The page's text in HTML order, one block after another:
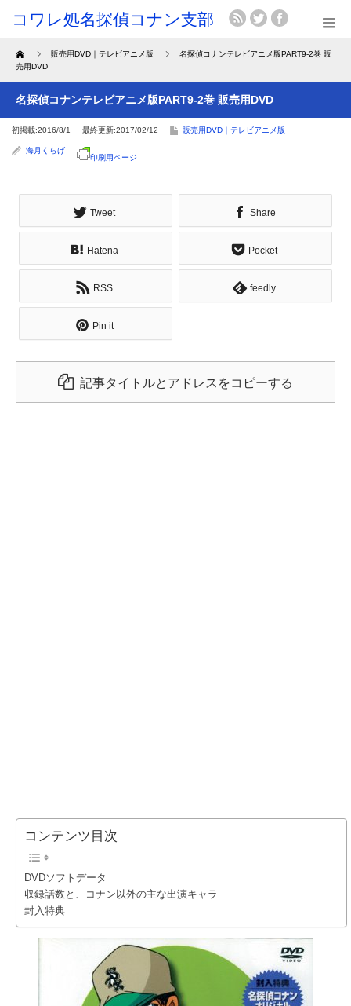
Home 販売用DVD｜テレビアニメ版
名探偵コナンテレビアニメ版PART9-2巻 販
売用DVD
名探偵コナンテレビアニメ版PART9-2巻 販売用DVD
初掲載:2016/8/1 最終更新:2017/02/12 販売用DVD｜テレビアニメ版
海月くらげ
印刷用ページ
Tweet Share
Hatena Pocket
RSS feedly
Pin it
記事タイトルとアドレスをコピーする
コンテンツ目次
DVDソフトデータ
収録話数と、コナン以外の主な出演キャラ
封入特典